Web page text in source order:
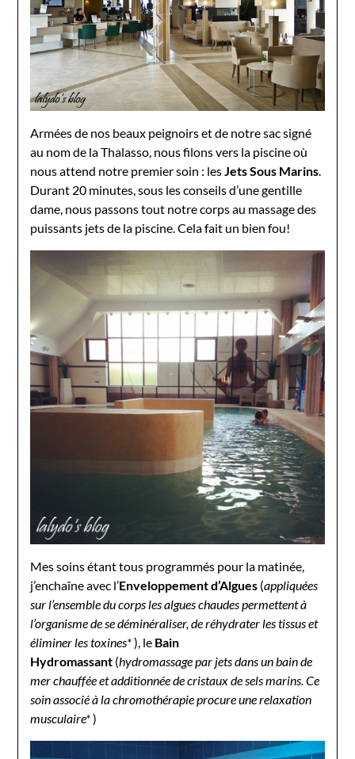
Armées de nos beaux peignoirs et de notre sac signé
au nom de la Thalasso, nous filons vers la piscine où
nous attend notre premier soin : lesJets Sous Marins.
Durant 20 minutes, sous les conseils d’une gentille
dame, nous passons tout notre corps au massage des
puissants jets de la piscine. Cela fait un bien fou!
Mes soins étant tous programmés pour la matinée,
j’enchaîne avec l’Enveloppement d’Algues (appliquées
sur l’ensemble du corps les algues chaudes permettent à
l’organisme de se déminéraliser, de réhydrater les tissus et
éliminer les toxines*), le Bain
Hydromassant (hydromassage par jets dans un bain de
mer chauffée et additionnée de cristaux de sels marins. Ce
soin associé à la chromothérapie procure une relaxation
musculaire*)